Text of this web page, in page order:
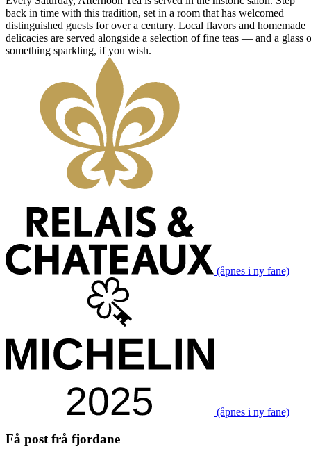
back in time with this tradition, set in a room that has welcomed
distinguished guests for over a century. Local flavors and homemade
delicacies are served alongside a selection of fine teas — and a glass
something sparkling, if you wish.
(åpnes i ny fane)
(åpnes i ny fane)
Få post frå fjordane